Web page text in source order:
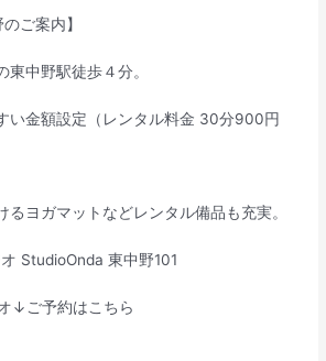
ご案内】
東中野駅徒歩４分。
い金額設定（レンタル料金 30分900円
るヨガマットなどレンタル備品も充実。
StudioOnda 東中野101
↓ご予約はこちら